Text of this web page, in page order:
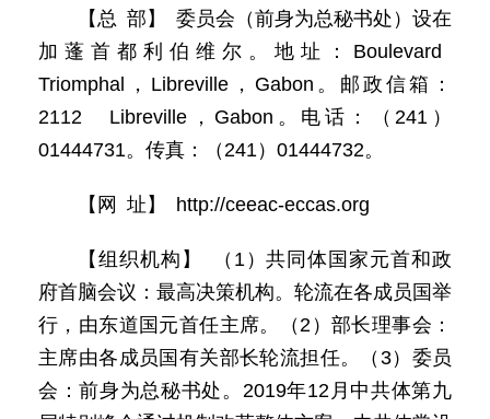
【总 部】 委员会（前身为总秘书处）设在
加蓬首都利伯维尔。地址：Boulevard
Triomphal，Libreville，Gabon。邮政信箱：
2112 Libreville，Gabon。电话：（241）
01444731。传真：（241）01444732。
【网 址】 http://ceeac-eccas.org
【组织机构】 （1）共同体国家元首和政
府首脑会议：最高决策机构。轮流在各成员国举
行，由东道国元首任主席。（2）部长理事会：
主席由各成员国有关部长轮流担任。（3）委员
会：前身为总秘书处。2019年12月中共体第九